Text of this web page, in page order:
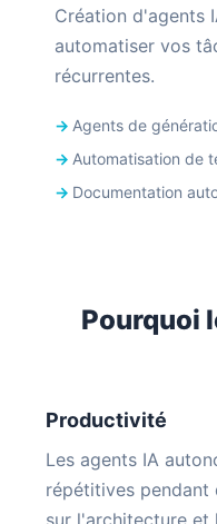
Création d'agents
automatiser vos
récurrentes.
Agents de
Automatisation de
Documentation
Pourquoi
Productivité
Les agents IA
répétitives pendant
sur l'architecture et